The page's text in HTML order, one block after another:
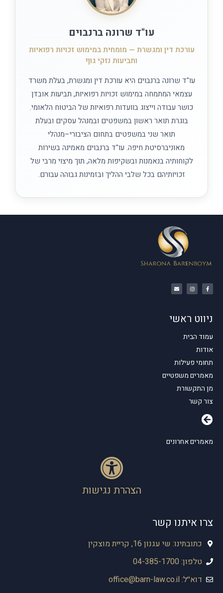
עו"ד שרונה ברנבוים
עורכת דין ומגשרת — מומחית במימוש זכויות רפואיות
ותביעות נזקי גוף
עו"ד שרונה ברנבוים היא עורכת דין ומגשרת, בעלת משרד
עצמאי המתמחה במימוש זכויות רפואיות, תביעות אובדן
כושר עבודה וייצוג בוועדות רפואיות של הביטוח הלאומי.
בוגרת תואר ראשון במשפטים ובמנהל עסקים ובעלת
תואר שני במשפטים בתחום הציבורי–מנהלי
מאוניברסיטת חיפה. עו"ד ברנבוים מאמינה בשירות
לקוחותיה בנאמנות ובשקיפות מלאה, תוך מיצוי מרבי של
זכויותיהם בכל שלבי ההליך ובזמינות גבוהה עבורם.
ניווט ראשי
עמוד הבית
אודות
תחומי פעילות
מאמרים משפטיים
מן התקשורת
צור קשר
מאמרים אחרונים
הצהרת נגישות
צרו איתנו קשר
כתובתינו: שי עגנון 16, קריית מוצקין
טלפון: 04-385-1700
דוא׳׳ל: office@barn-law.co.il